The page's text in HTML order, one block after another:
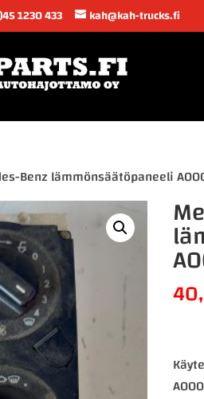
1230 433 kah@kah-trucks.fi
Benz lämmönsäätöpaneeli